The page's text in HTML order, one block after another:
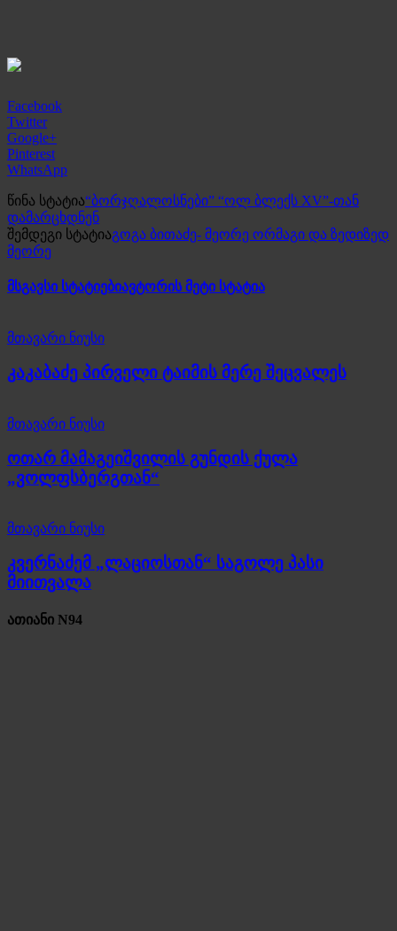
Facebook
Twitter
Google+
Pinterest
WhatsApp
წინა სტატია“ბორჯღალოსნები” “ოლ ბლექს XV”-თან
დამარცხდნენ
შემდეგი სტატიაგოგა ბითაძე- მეორე ორმაგი და ზედიზედ
მეორე
მსგავსი სტატიებიავტორის მეტი სტატია
მთავარი ნიუსი
კაკაბაძე პირველი ტაიმის მერე შეცვალეს
მთავარი ნიუსი
ოთარ მამაგეიშვილის გუნდის ქულა
„ვოლფსბერგთან“
მთავარი ნიუსი
კვერნაძემ „ლაციოსთან“ საგოლე პასი
მიითვალა
ათიანი N94